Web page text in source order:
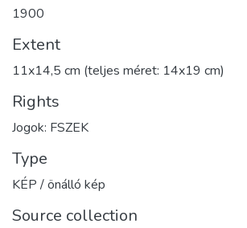
1900
Extent
11x14,5 cm (teljes méret: 14x19 cm)
Rights
Jogok: FSZEK
Type
KÉP / önálló kép
Source collection